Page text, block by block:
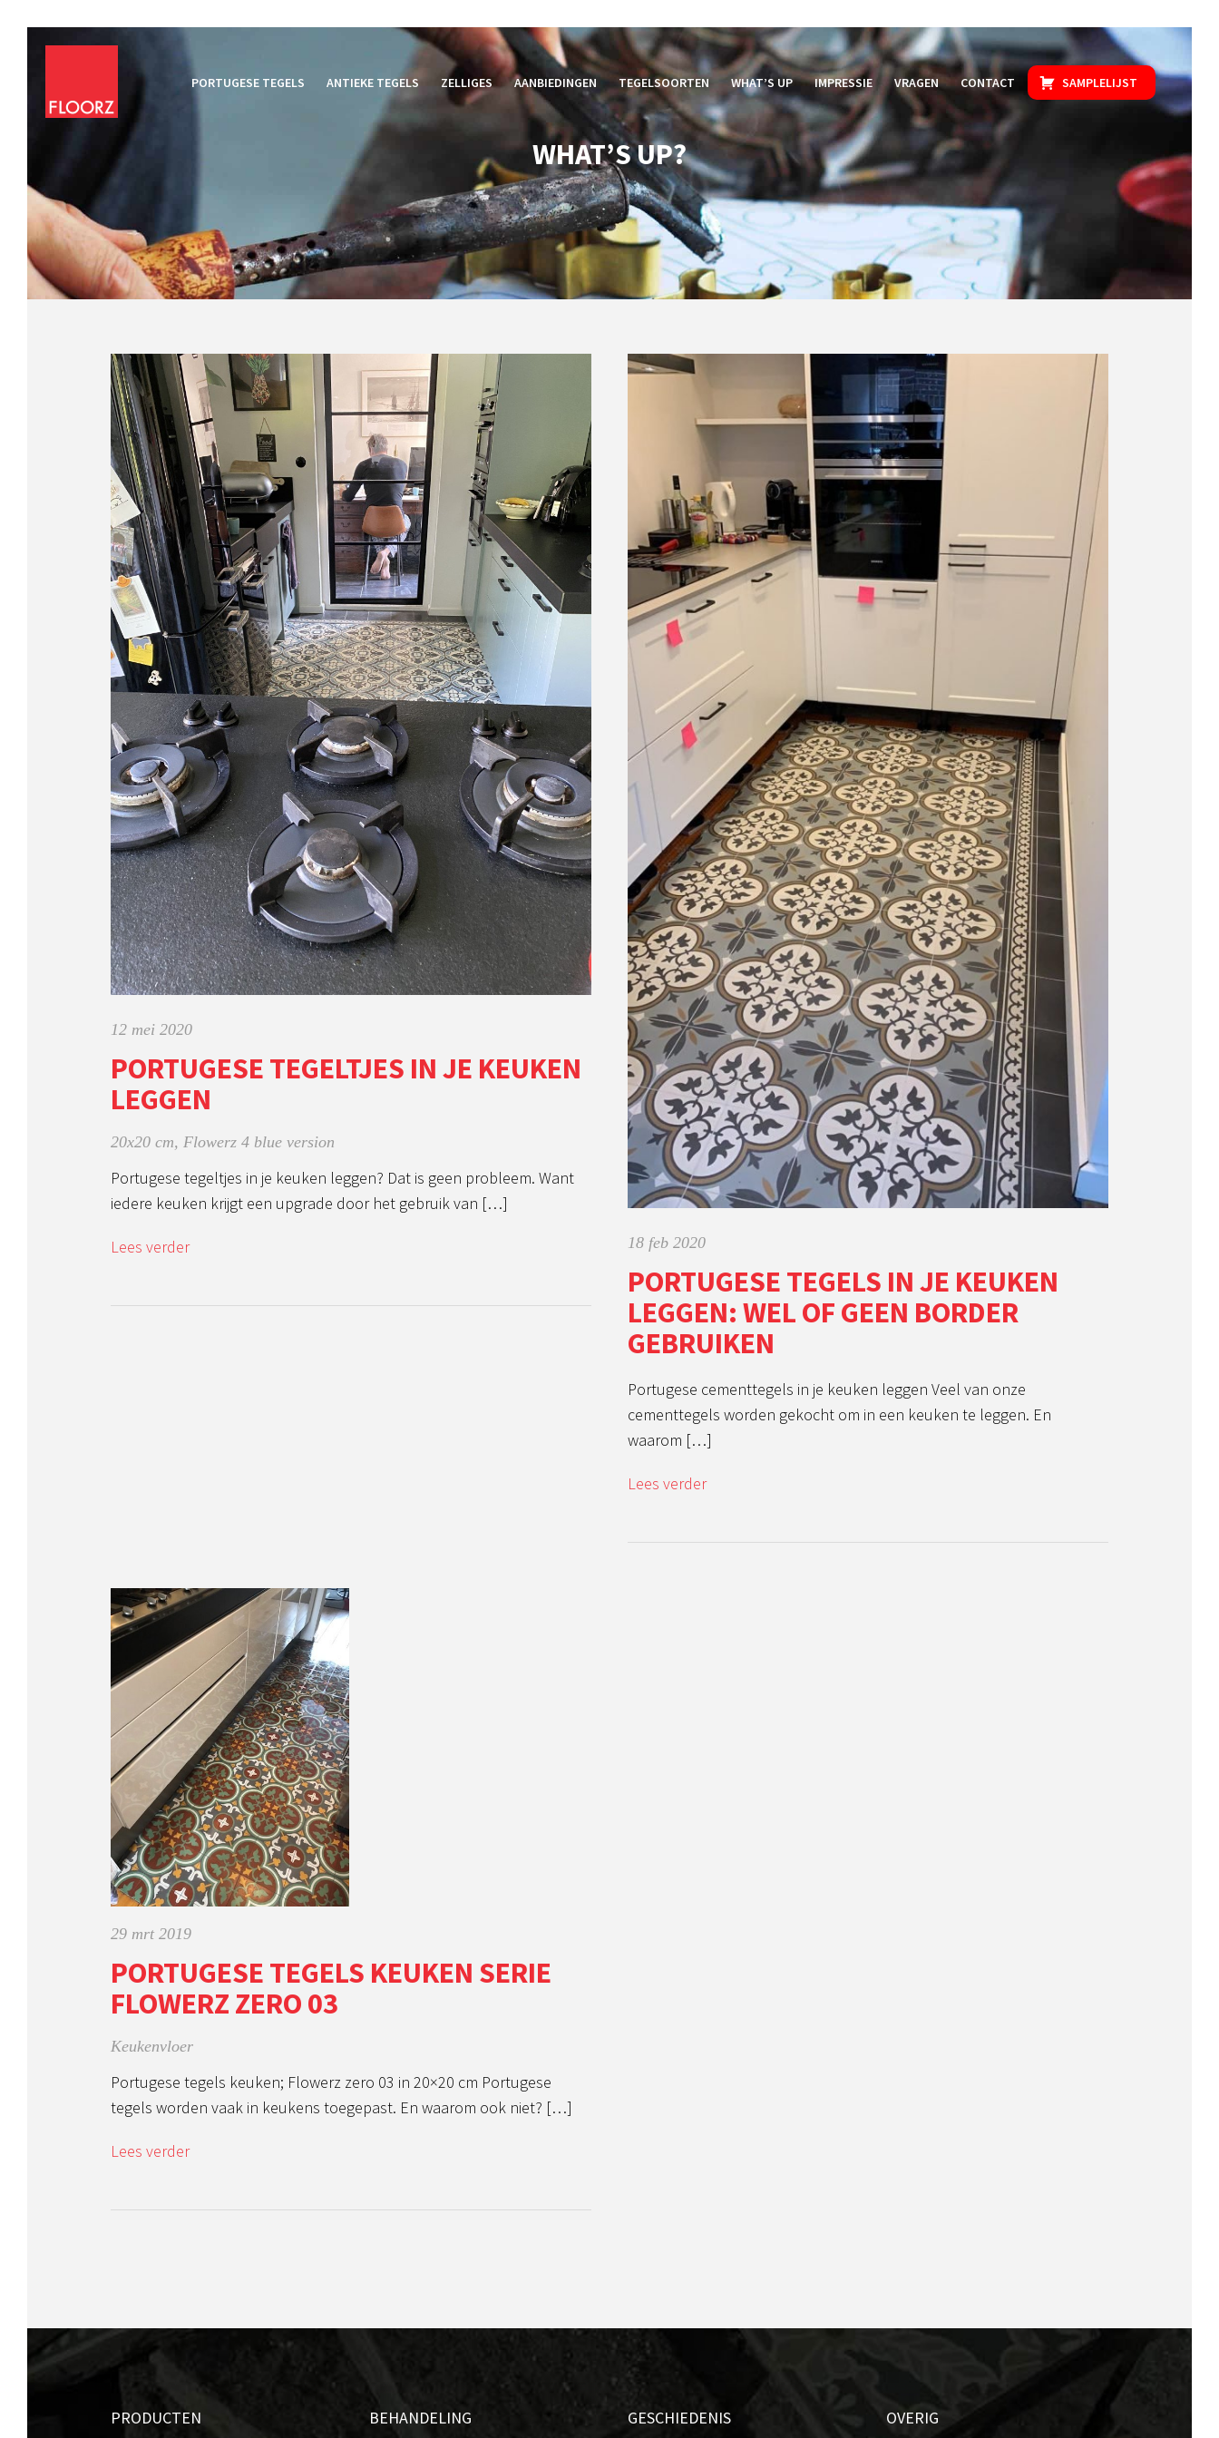
PORTUGESE TEGELS ANTIEKE TEGELS ZELLIGES AANBIEDINGEN TEGELSOORTEN WHAT’S UP IMPRESSIE VRAGEN CONTACT SAMPLELIJST
WHAT’S UP?
12 mei 2020
PORTUGESE TEGELTJES IN JE KEUKEN
LEGGEN
20x20 cm, Flowerz 4 blue version
Portugese tegeltjes in je keuken leggen? Dat is geen probleem. Want
iedere keuken krijgt een upgrade door het gebruik van […]
Lees verder 18 feb 2020
PORTUGESE TEGELS IN JE KEUKEN
LEGGEN: WEL OF GEEN BORDER
GEBRUIKEN
Portugese cementtegels in je keuken leggen Veel van onze
cementtegels worden gekocht om in een keuken te leggen. En
waarom […]
Lees verder
29 mrt 2019
PORTUGESE TEGELS KEUKEN SERIE
FLOWERZ ZERO 03
Keukenvloer
Portugese tegels keuken; Flowerz zero 03 in 20×20 cm Portugese
tegels worden vaak in keukens toegepast. En waarom ook niet? […]
Lees verder
PRODUCTEN BEHANDELING GESCHIEDENIS OVERIG